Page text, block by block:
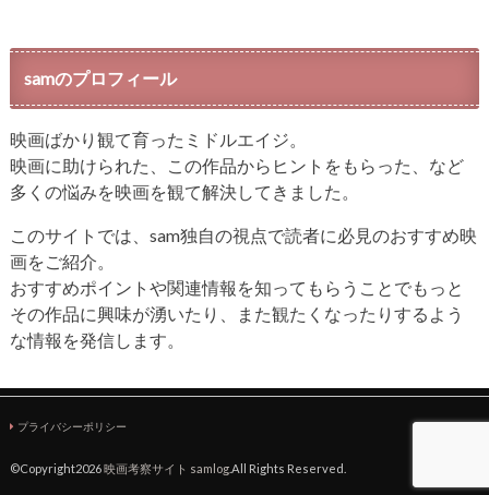
samのプロフィール
映画ばかり観て育ったミドルエイジ。
映画に助けられた、この作品からヒントをもらった、など
多くの悩みを映画を観て解決してきました。
このサイトでは、sam独自の視点で読者に必見のおすすめ映
画をご紹介。
おすすめポイントや関連情報を知ってもらうことでもっと
その作品に興味が湧いたり、また観たくなったりするよう
な情報を発信します。
プライバシーポリシー
©Copyright2026映画考察サイト samlog.All Rights Reserved.